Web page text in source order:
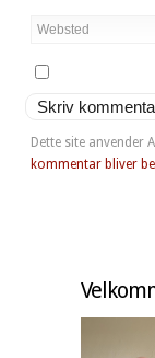
Dette site anvender
kommentar bliver